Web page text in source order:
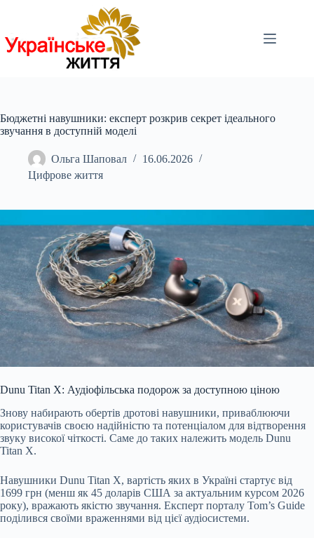
Бюджетні навушники: експерт розкрив секрет ідеального
звучання в доступній моделі
Ольга Шаповал
16.06.2026
Цифрове життя
Dunu Titan X: Аудіофільська подорож за доступною ціною
Знову набирають обертів дротові навушники, приваблюючи
користувачів своєю надійністю та потенціалом для відтворення
звуку високої чіткості. Саме до таких належить модель Dunu
Titan X.
Навушники Dunu Titan X, вартість яких в Україні стартує від
1699 грн (менш як 45 доларів США за актуальним курсом 2026
року), вражають якістю звучання. Експерт порталу Tom’s Guide
поділився своїми враженнями від цієї аудіосистеми.